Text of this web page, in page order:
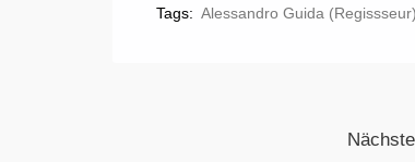
Tags: Alessandro Guida (Regissseur)